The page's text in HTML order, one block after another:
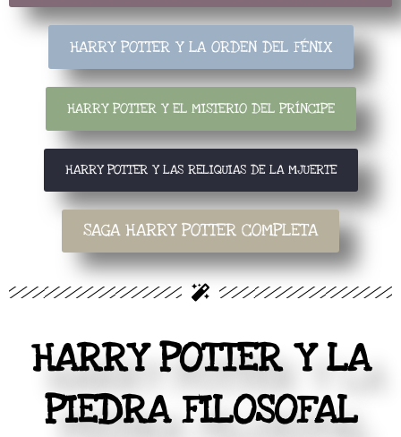
HARRY POTTER Y LA ORDEN DEL FÉNIX
HARRY POTTER Y EL MISTERIO DEL PRÍNCIPE
HARRY POTTER Y LAS RELIQUIAS DE LA MJUERTE
SAGA HARRY POTTER COMPLETA
HARRY POTTER Y LA
PIEDRA FILOSOFAL